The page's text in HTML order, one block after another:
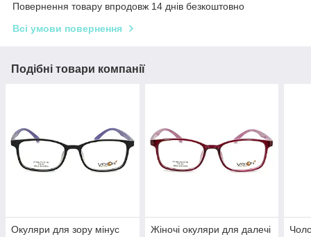
Повернення товару впродовж 14 днів безкоштовно
Всі умови повернення
Подібні товари компанії
Окуляри для зору мінус
Жіночі окуляри для далечі